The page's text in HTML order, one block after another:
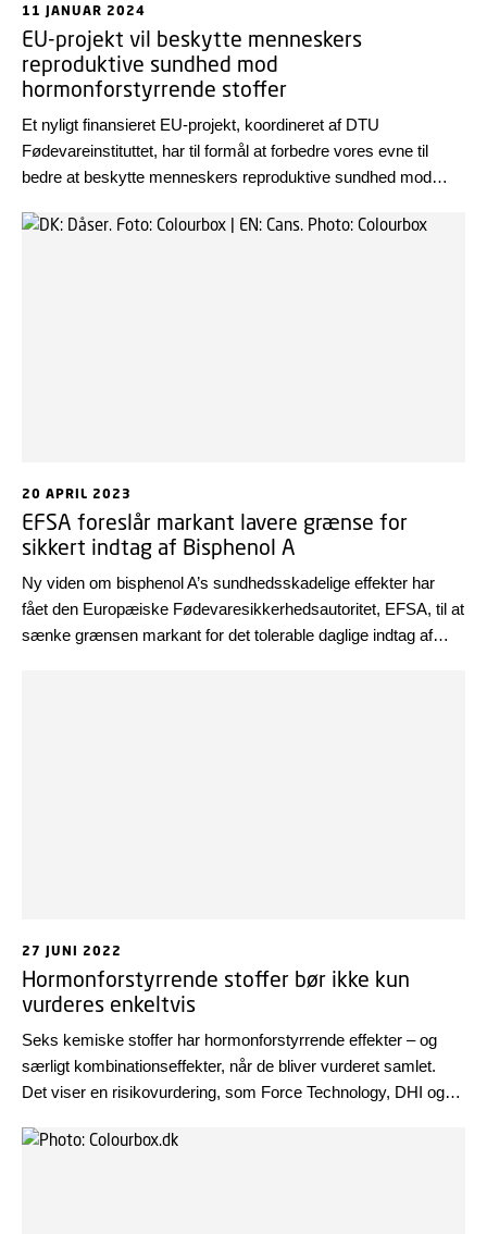
11 JANUAR 2024
EU-projekt vil beskytte menneskers
reproduktive sundhed mod
hormonforstyrrende stoffer
Et nyligt finansieret EU-projekt, koordineret af DTU
Fødevareinstituttet, har til formål at forbedre vores evne til
bedre at beskytte menneskers reproduktive sundhed mod
hormonforstyrrende stoffer.
20 APRIL 2023
EFSA foreslår markant lavere grænse for
sikkert indtag af Bisphenol A
Ny viden om bisphenol A’s sundhedsskadelige effekter har
fået den Europæiske Fødevaresikkerhedsautoritet, EFSA, til at
sænke grænsen markant for det tolerable daglige indtag af
27 JUNI 2022
Hormonforstyrrende stoffer bør ikke kun
vurderes enkeltvis
Seks kemiske stoffer har hormonforstyrrende effekter – og
særligt kombinationseffekter, når de bliver vurderet samlet.
Det viser en risikovurdering, som Force Technology, DHI og